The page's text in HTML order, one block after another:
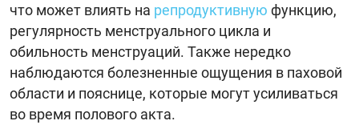
что может влиять на репродуктивную функцию,
регулярность менструального цикла и
обильность менструаций. Также нередко
наблюдаются болезненные ощущения в паховой
области и пояснице, которые могут усиливаться
во время полового акта.